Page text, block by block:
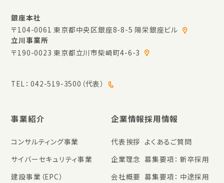
銀座本社
〒104-0061 東京都中央区銀座8-8-5 陽栄銀座ビル
立川事業所
〒190-0023 東京都立川市柴崎町4-6-3
TEL：042-519-3500（代表）
事業紹介
コンサルティング事業
サイバーセキュリティ事業
建設事業（EPC）
企業情報
代表挨拶
企業理念
会社概要
採用情報
よくあるご質問
募集要項： 新卒採用
募集要項： 中途採用